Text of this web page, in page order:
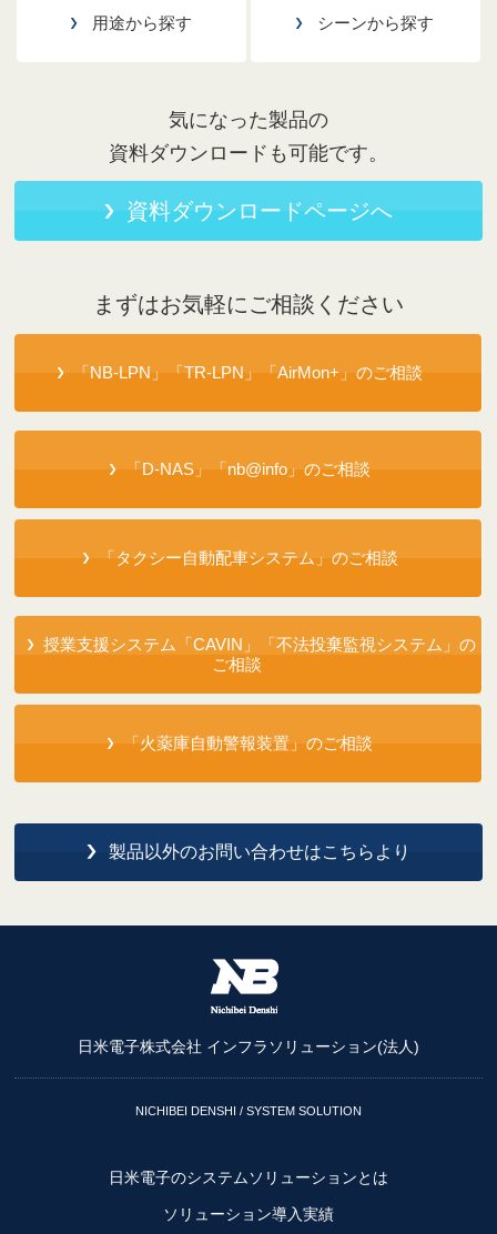
用途から探す シーンから探す
気になった製品の
資料ダウンロードも可能です。
資料ダウンロードページへ
まずはお気軽にご相談ください
「NB-LPN」「TR-LPN」「AirMon+」のご相談
「D-NAS」「nb@info」のご相談
「タクシー自動配車システム」のご相談
授業支援システム「CAVIN」「不法投棄監視システム」の
ご相談
「火薬庫自動警報装置」のご相談
製品以外のお問い合わせはこちらより
日米電子株式会社 インフラソリューション(法人)
NICHIBEI DENSHI / SYSTEM SOLUTION
日米電子のシステムソリューションとは
ソリューション導入実績